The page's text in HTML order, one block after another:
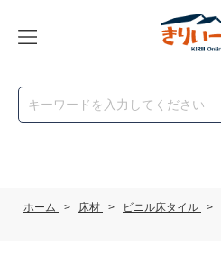
ホーム > 床材 > ビニル床タイル >